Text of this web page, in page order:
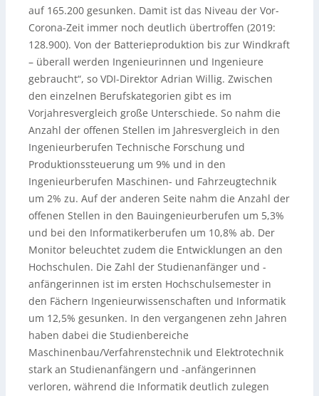
auf 165.200 gesunken. Damit ist das Niveau der Vor-
Corona-Zeit immer noch deutlich übertroffen (2019:
128.900). Von der Batterieproduktion bis zur Windkraft
– überall werden Ingenieurinnen und Ingenieure
gebraucht“, so VDI-Direktor Adrian Willig. Zwischen
den einzelnen Berufskategorien gibt es im
Vorjahresvergleich große Unterschiede. So nahm die
Anzahl der offenen Stellen im Jahresvergleich in den
Ingenieurberufen Technische Forschung und
Produktionssteuerung um 9% und in den
Ingenieurberufen Maschinen- und Fahrzeugtechnik
um 2% zu. Auf der anderen Seite nahm die Anzahl der
offenen Stellen in den Bauingenieurberufen um 5,3%
und bei den Informatikerberufen um 10,8% ab. Der
Monitor beleuchtet zudem die Entwicklungen an den
Hochschulen. Die Zahl der Studienanfänger und -
anfängerinnen ist im ersten Hochschulsemester in
den Fächern Ingenieurwissenschaften und Informatik
um 12,5% gesunken. In den vergangenen zehn Jahren
haben dabei die Studienbereiche
Maschinenbau/Verfahrenstechnik und Elektrotechnik
stark an Studienanfängern und -anfängerinnen
verloren, während die Informatik deutlich zulegen